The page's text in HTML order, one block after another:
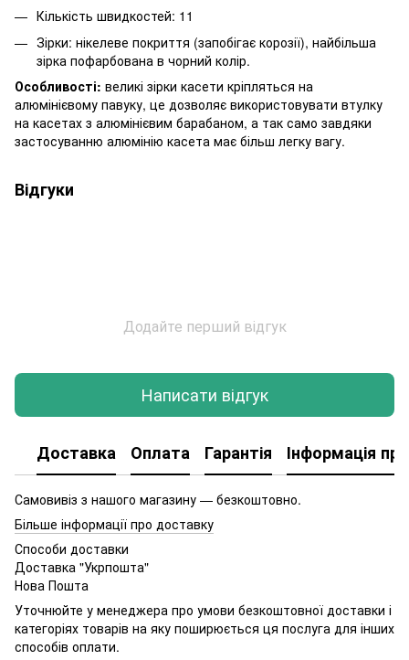
Кількість швидкостей: 11
Зірки: нікелеве покриття (запобігає корозії), найбільша
зірка пофарбована в чорний колір.
Особливості: великі зірки касети кріпляться на
алюмінієвому павуку, це дозволяє використовувати втулку
на касетах з алюмінієвим барабаном, а так само завдяки
застосуванню алюмінію касета має більш легку вагу.
Відгуки
Додайте перший відгук
Написати відгук
Доставка Оплата Гарантія Інформація
Самовивіз з нашого магазину — безкоштовно.
Більше інформації про доставку
Способи доставки
Доставка "Укрпошта"
Нова Пошта
Уточнюйте у менеджера про умови безкоштовної доставки і
категоріях товарів на яку поширюється ця послуга для інших
способів оплати.